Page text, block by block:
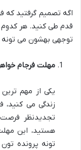
اگه تصمیم گرفتید که
قدم طی کنید. هر
توجهی بهشون می
مهلت فرجام
یکی از مهم ترین
زندگی می
تجدیدنظر فرصت
هستید، این
تونه پرونده